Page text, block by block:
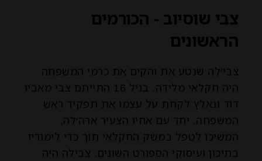
צבי שוסיוב - הכורמים
הראשונים
צבי׳לה שנטע את והקים את כרמי המשפחה
היה חקלאי מלידה. בגיל 16 התייתם צבי מאביו
דוד ונאלץ לקחת על עצמו את תפקיד ראש
המשפחה. יחד עם אחיו הצעיר ארה׳לה,
המשיכו לטפל במשק החקלאי תוך כדי לימודיו
בתיכון ועיסוקי הספורט השונים. צבילה היה